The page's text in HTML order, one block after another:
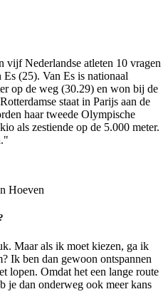
vijf Nederlandse atleten 10 vragen
(25). Van Es is nationaal
op de weg (30.29) en won bij de
staat in Parijs aan de
haar tweede Olympische
als zestiende op de 5.000 meter.
Hoeven
Maar als ik moet kiezen, ga ik
Ik ben dan gewoon ontspannen
lopen. Omdat het een lange route
je dan onderweg ook meer kans